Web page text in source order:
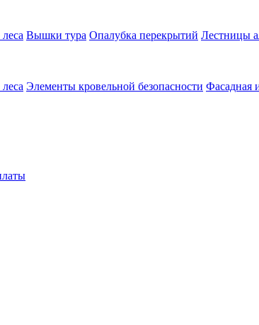
Вышки тура Опалубка перекрытий Лестницы
Элементы кровельной безопасности Фасадная